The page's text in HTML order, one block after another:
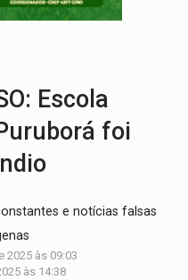
celular usado? Veja como consultar o
Escola
foi
e notícias falsas
2025 às 09:03
às 14:38